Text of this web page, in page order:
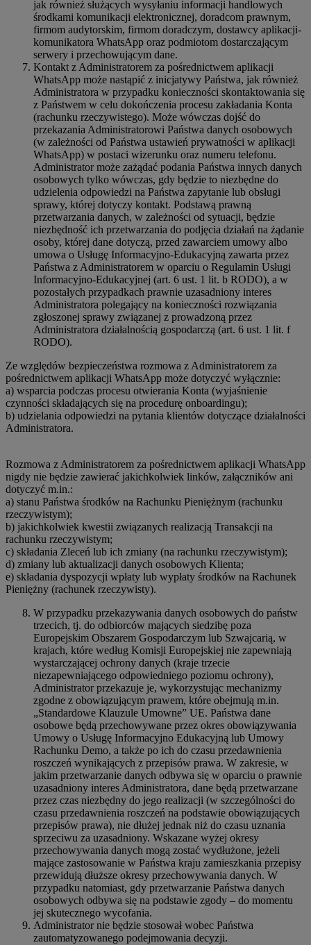
jak również służących wysyłaniu informacji handlowych
środkami komunikacji elektronicznej, doradcom prawnym,
firmom audytorskim, firmom doradczym, dostawcy aplikacji-
komunikatora WhatsApp oraz podmiotom dostarczającym
serwery i przechowującym dane.
Kontakt z Administratorem za pośrednictwem aplikacji
WhatsApp może nastąpić z inicjatywy Państwa, jak również
Administratora w przypadku konieczności skontaktowania się
z Państwem w celu dokończenia procesu zakładania Konta
(rachunku rzeczywistego). Może wówczas dojść do
przekazania Administratorowi Państwa danych osobowych
(w zależności od Państwa ustawień prywatności w aplikacji
WhatsApp) w postaci wizerunku oraz numeru telefonu.
Administrator może zażądać podania Państwa innych danych
osobowych tylko wówczas, gdy będzie to niezbędne do
udzielenia odpowiedzi na Państwa zapytanie lub obsługi
sprawy, której dotyczy kontakt. Podstawą prawną
przetwarzania danych, w zależności od sytuacji, będzie
niezbędność ich przetwarzania do podjęcia działań na żądanie
osoby, której dane dotyczą, przed zawarciem umowy albo
umowa o Usługę Informacyjno-Edukacyjną zawarta przez
Państwa z Administratorem w oparciu o Regulamin Usługi
Informacyjno-Edukacyjnej (art. 6 ust. 1 lit. b RODO), a w
pozostałych przypadkach prawnie uzasadniony interes
Administratora polegający na konieczności rozwiązania
zgłoszonej sprawy związanej z prowadzoną przez
Administratora działalnością gospodarczą (art. 6 ust. 1 lit. f
RODO).
Ze względów bezpieczeństwa rozmowa z Administratorem za
pośrednictwem aplikacji WhatsApp może dotyczyć wyłącznie:
a) wsparcia podczas procesu otwierania Konta (wyjaśnienie
czynności składających się na procedurę onboardingu);
b) udzielania odpowiedzi na pytania klientów dotyczące działalności
Administratora.
Rozmowa z Administratorem za pośrednictwem aplikacji WhatsApp
nigdy nie będzie zawierać jakichkolwiek linków, załączników ani
dotyczyć m.in.:
a) stanu Państwa środków na Rachunku Pieniężnym (rachunku
rzeczywistym);
b) jakichkolwiek kwestii związanych realizacją Transakcji na
rachunku rzeczywistym;
c) składania Zleceń lub ich zmiany (na rachunku rzeczywistym);
d) zmiany lub aktualizacji danych osobowych Klienta;
e) składania dyspozycji wpłaty lub wypłaty środków na Rachunek
Pieniężny (rachunek rzeczywisty).
W przypadku przekazywania danych osobowych do państw
trzecich, tj. do odbiorców mających siedzibę poza
Europejskim Obszarem Gospodarczym lub Szwajcarią, w
krajach, które według Komisji Europejskiej nie zapewniają
wystarczającej ochrony danych (kraje trzecie
niezapewniającego odpowiedniego poziomu ochrony),
Administrator przekazuje je, wykorzystując mechanizmy
zgodne z obowiązującym prawem, które obejmują m.in.
„Standardowe Klauzule Umowne” UE. Państwa dane
osobowe będą przechowywane przez okres obowiązywania
Umowy o Usługę Informacyjno Edukacyjną lub Umowy
Rachunku Demo, a także po ich do czasu przedawnienia
roszczeń wynikających z przepisów prawa. W zakresie, w
jakim przetwarzanie danych odbywa się w oparciu o prawnie
uzasadniony interes Administratora, dane będą przetwarzane
przez czas niezbędny do jego realizacji (w szczególności do
czasu przedawnienia roszczeń na podstawie obowiązujących
przepisów prawa), nie dłużej jednak niż do czasu uznania
sprzeciwu za uzasadniony. Wskazane wyżej okresy
przechowywania danych mogą zostać wydłużone, jeżeli
mające zastosowanie w Państwa kraju zamieszkania przepisy
przewidują dłuższe okresy przechowywania danych. W
przypadku natomiast, gdy przetwarzanie Państwa danych
osobowych odbywa się na podstawie zgody – do momentu
jej skutecznego wycofania.
Administrator nie będzie stosował wobec Państwa
zautomatyzowanego podejmowania decyzji.